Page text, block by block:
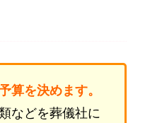
算を決めます。
などを葬儀社に